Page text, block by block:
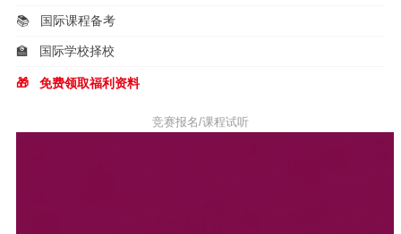
📚 国际课程备考
🏫 国际学校择校
🎁 免费领取福利资料
竞赛报名/课程试听